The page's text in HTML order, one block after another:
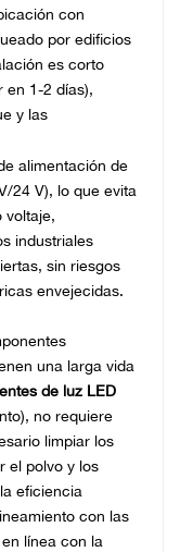
con
por edificios
es corto
en 1-2 días),
y las
alimentación de
24 V), lo que evita
voltaje,
industriales
sin riesgos
envejecidas.
una larga vida
de luz LED
no requiere
limpiar los
el polvo y los
eficiencia
con las
línea con la